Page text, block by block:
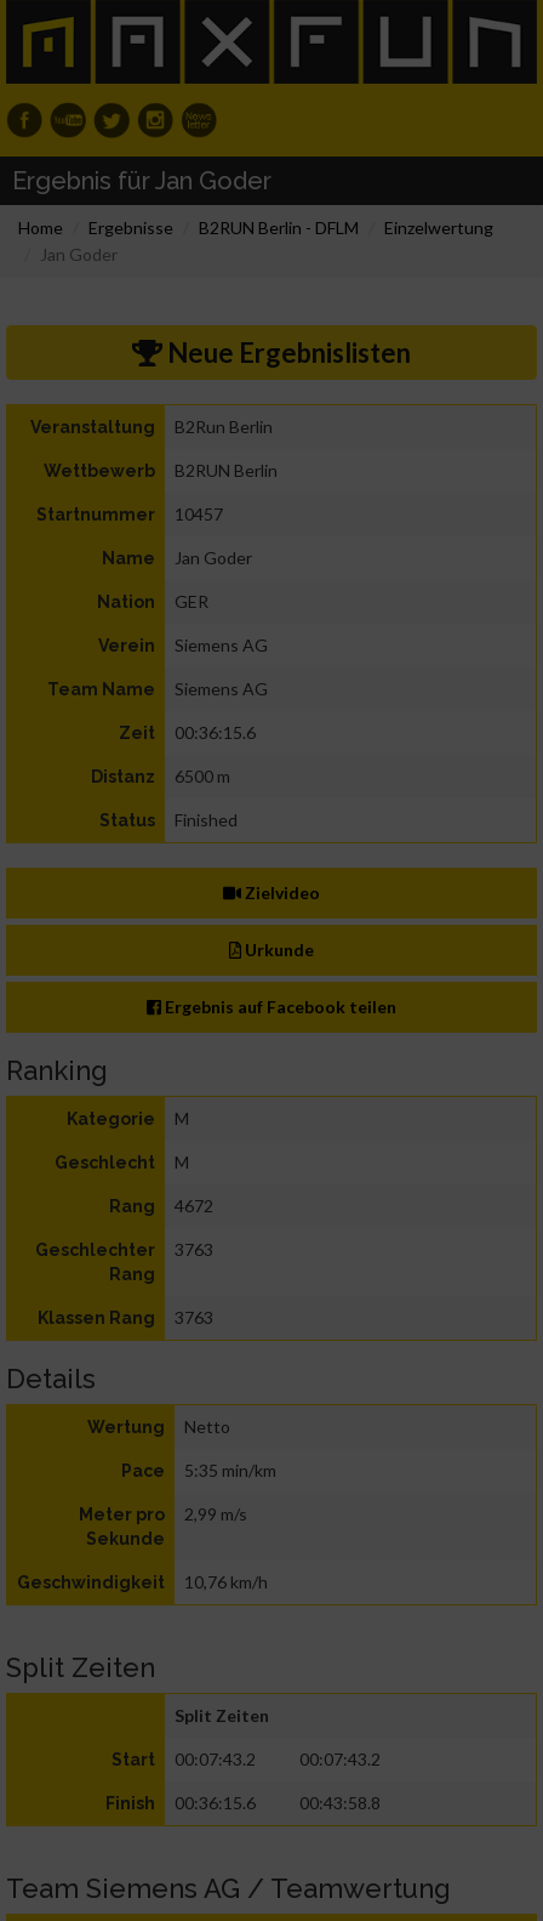
Ergebnis für Jan Goder
Home Ergebnisse B2RUN Berlin - DFLM
Einzelwertung
Jan Goder
Neue Ergebnislisten
Veranstaltung B2Run Berlin
Wettbewerb B2RUN Berlin
Startnummer 10457
Name Jan Goder
Nation GER
Verein Siemens AG
Team Name Siemens AG
Zeit 00:36:15.6
Distanz 6500 m
Status Finished
Zielvideo
Urkunde
Ergebnis auf Facebook teilen
Ranking
Kategorie M
Geschlecht M
Rang 4672
Geschlechter
Rang
3763
Klassen Rang 3763
Details
Wertung Netto
Pace 5:35 min/km
Meter pro
Sekunde
2,99 m/s
Geschwindigkeit 10,76 km/h
Split Zeiten
Split Zeiten
Start 00:07:43.2 00:07:43.2
Finish 00:36:15.6 00:43:58.8
Team Siemens AG / Teamwertung